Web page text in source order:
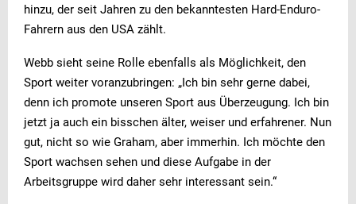
hinzu, der seit Jahren zu den bekanntesten Hard-Enduro-
Fahrern aus den USA zählt.
Webb sieht seine Rolle ebenfalls als Möglichkeit, den
Sport weiter voranzubringen: „Ich bin sehr gerne dabei,
denn ich promote unseren Sport aus Überzeugung. Ich bin
jetzt ja auch ein bisschen älter, weiser und erfahrener. Nun
gut, nicht so wie Graham, aber immerhin. Ich möchte den
Sport wachsen sehen und diese Aufgabe in der
Arbeitsgruppe wird daher sehr interessant sein.“